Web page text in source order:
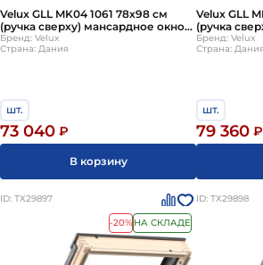
индивидуальных предпочтений,
требований к функциональности.
Velux GLL MK04 1061 78х98 см
(ручка сверху) мансардное окно
деревянное двухкамерное
(Велюкс)
Бренд: Velux
Страна: Дания
шт.
73 040 ₽
В корзину
Velux GLL
(ручка
(Велюкс)
Бренд: Velux
Страна: Дания
шт.
79 360 ₽
ID: ТХ29897
-20% НА СКЛАДЕ
ID: ТХ29898